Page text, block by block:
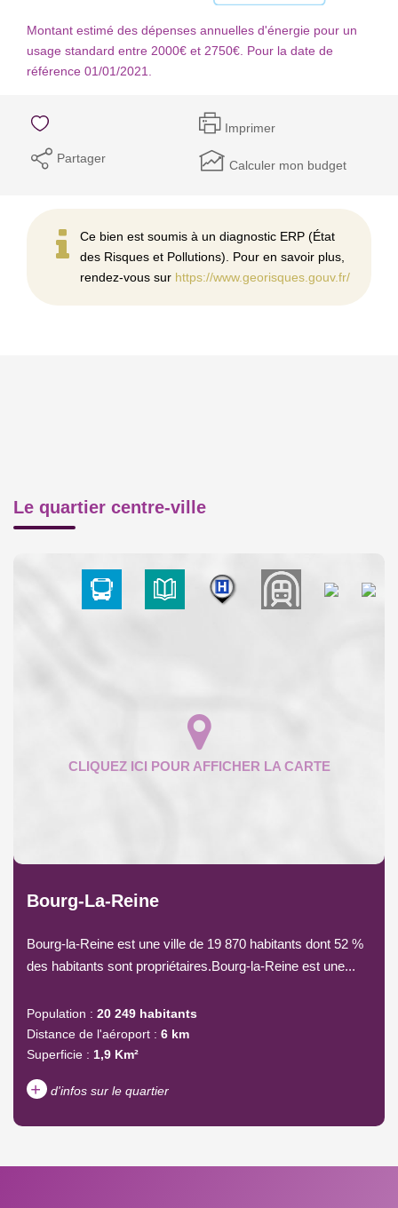
Montant estimé des dépenses annuelles d'énergie pour un
usage standard entre 2000€ et 2750€. Pour la date de
référence 01/01/2021.
Imprimer
Partager Calculer mon budget
Ce bien est soumis à un diagnostic ERP (État
des Risques et Pollutions). Pour en savoir plus,
rendez-vous sur https://www.georisques.gouv.fr/
Le quartier centre-ville
Bourg-La-Reine
Bourg-la-Reine est une ville de 19 870 habitants dont 52 %
des habitants sont propriétaires.Bourg-la-Reine est une...
Population : 20 249 habitants
Distance de l'aéroport : 6 km
Superficie : 1,9 Km²
+ d'infos sur le quartier